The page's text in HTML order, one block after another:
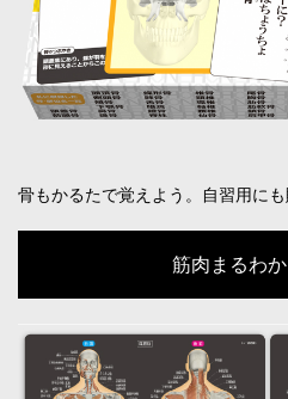
骨もかるたで覚えよう。自習用に
筋肉まるわ